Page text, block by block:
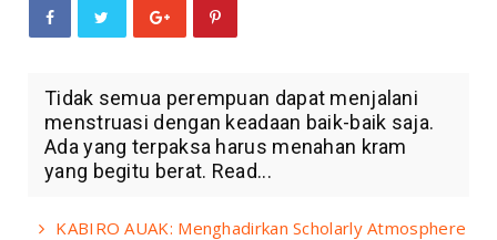
Tidak semua perempuan dapat menjalani
menstruasi dengan keadaan baik-baik saja.
Ada yang terpaksa harus menahan kram
yang begitu berat. Read...
KABIRO AUAK: Menghadirkan Scholarly Atmosphere